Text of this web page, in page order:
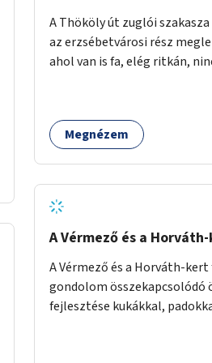
A Thököly út zuglói szakasza
az erzsébetvárosi rész
ahol van is fa, elég ritkán,
ahol a közművek engedik, új
lenne szükség.
Megnézem
A Vérmező és a
A Vérmező és a Horváth-
gondolom összekapcsolódó
fejlesztése kukákkal,